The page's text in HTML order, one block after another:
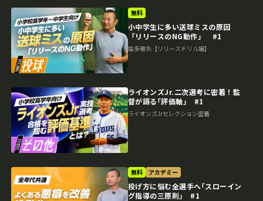
無料
小中学生に多い送球ミスの原因
「リリースのNG動作」 #1
塩多雅矢【リリースドリル編】
ライオンズJr.二次選考に密着！監
督が語る｢評価軸｣ #1
ライオンズJrセレクション密着
無料 アカデミー
投げ方に悩む全選手へ｢スローイン
グ指導の三原則｣ #1